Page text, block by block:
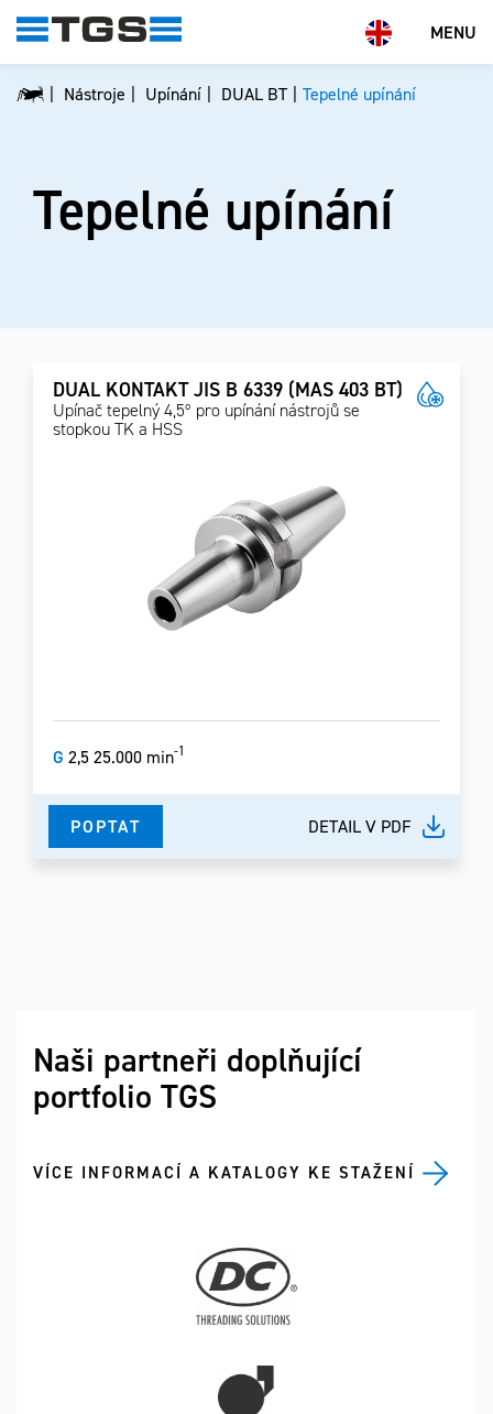
MENU
Nástroje Upínání DUAL BT Tepelné upínání
Tepelné upínání
DUAL KONTAKT JIS B 6339 (MAS 403 BT)
Upínač tepelný 4,5º pro upínání nástrojů se
stopkou TK a HSS
G 2,5 25.000 min-1
POPTAT DETAIL V PDF
Naši partneři doplňující
portfolio TGS
VÍCE INFORMACÍ A KATALOGY KE STAŽENÍ